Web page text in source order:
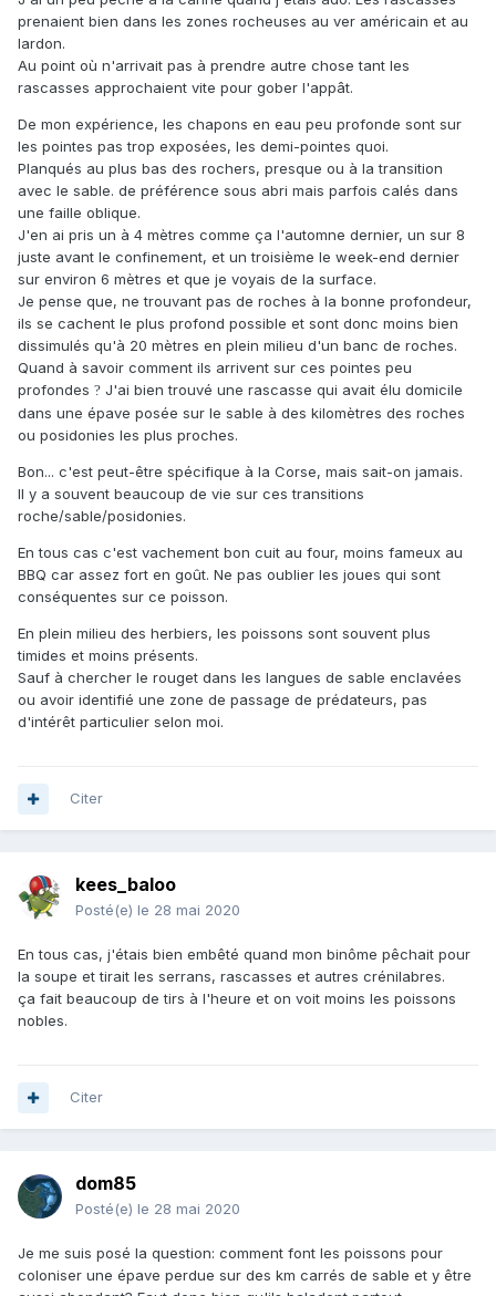
prenaient bien dans les zones rocheuses au ver américain et au
lardon.
Au point où n'arrivait pas à prendre autre chose tant les
rascasses approchaient vite pour gober l'appât.
De mon expérience, les chapons en eau peu profonde sont sur
les pointes pas trop exposées, les demi-pointes quoi.
Planqués au plus bas des rochers, presque ou à la transition
avec le sable. de préférence sous abri mais parfois calés dans
une faille oblique.
J'en ai pris un à 4 mètres comme ça l'automne dernier, un sur 8
juste avant le confinement, et un troisième le week-end dernier
sur environ 6 mètres et que je voyais de la surface.
Je pense que, ne trouvant pas de roches à la bonne profondeur,
ils se cachent le plus profond possible et sont donc moins bien
dissimulés qu'à 20 mètres en plein milieu d'un banc de roches.
Quand à savoir comment ils arrivent sur ces pointes peu
profondes ? J'ai bien trouvé une rascasse qui avait élu domicile
dans une épave posée sur le sable à des kilomètres des roches
ou posidonies les plus proches.
Bon... c'est peut-être spécifique à la Corse, mais sait-on jamais.
Il y a souvent beaucoup de vie sur ces transitions
roche/sable/posidonies.
En tous cas c'est vachement bon cuit au four, moins fameux au
BBQ car assez fort en goût. Ne pas oublier les joues qui sont
conséquentes sur ce poisson.
En plein milieu des herbiers, les poissons sont souvent plus
timides et moins présents.
Sauf à chercher le rouget dans les langues de sable enclavées
ou avoir identifié une zone de passage de prédateurs, pas
d'intérêt particulier selon moi.
Citer
kees_baloo
Posté(e) le 28 mai 2020
En tous cas, j'étais bien embêté quand mon binôme pêchait pour
la soupe et tirait les serrans, rascasses et autres crénilabres.
ça fait beaucoup de tirs à l'heure et on voit moins les poissons
nobles.
Citer
dom85
Posté(e) le 28 mai 2020
Je me suis posé la question: comment font les poissons pour
coloniser une épave perdue sur des km carrés de sable et y être